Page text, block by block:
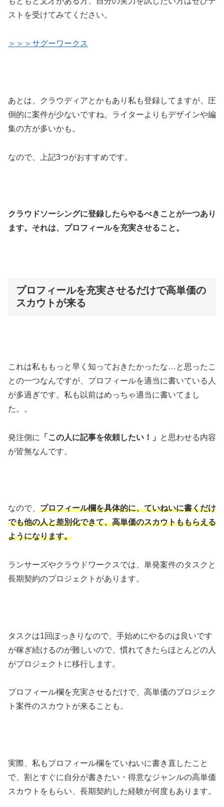
ストを受けてみてください。
＞＞＞サグーワークス
あとは、クラウディアとかもあり私も登録してますが、圧
倒的に案件が少ないですね。ライターよりもデザインや編
集の方が多いかも。
なので、上記3つがおすすめです。
クラウドソーシングに登録したらやるべきことが一つあり
ます。それは、プロフィールを充実させること。
プロフィールを充実させるだけで高単価の
スカウトが来る
これは私ももっと早く知っておきたかったな…と思ったこ
との一つなんですが、プロフィールを適当に書いている人
が多過ぎです。私も以前はめっちゃ適当に書いてまし
た。。
発注側に 「この人に記事を依頼したい！」
と思わせる内容
が皆無なんです。
なので、 プロフィール欄を具体的に、ていねいに書くだけ
でも他の人と差別化できて、高単価のスカウトももらえる
ようになります。
ランサーズやクラウドワークスでは、単発案件のタスクと
長期契約のプロジェクトがあります。
タスクは1回ぽっきりなので、手始めにやるのは良いです
が稼ぎ続けるのが難しいので、慣れてきたらほとんどの人
がプロジェクトに移行します。
プロフィール欄を充実させるだけで、高単価のプロジェク
ト案件のスカウトが来ることも。
実際、私もプロフィール欄をていねいに書き直したこと
で、割とすぐに自分が書きたい・得意なジャンルの高単価
スカウトをもらい、長期契約した経験が何度もあります。